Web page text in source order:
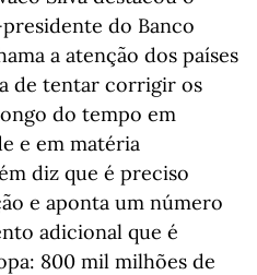
do Banco
a atenção dos países
de tentar corrigir os
do tempo em
e em matéria
diz que é preciso
e aponta um número
adicional que é
800 mil milhões de